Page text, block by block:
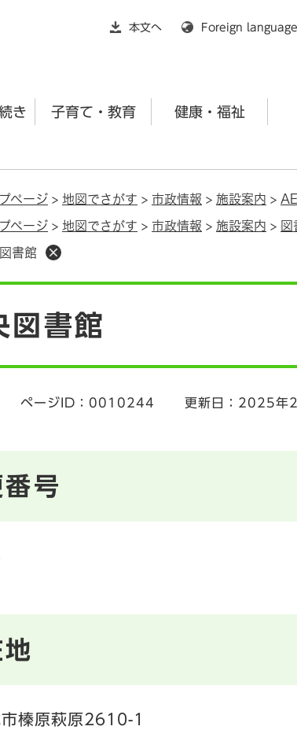
本文へ
Foreign language
き 子育て・教育 健康・福祉
ページ > 地図でさがす > 市政情報 > 施設案内 >
ページ > 地図でさがす > 市政情報 > 施設案内 >
書館
図書館
ページID：0010244 更新日：2025年
号
榛原萩原2610-1